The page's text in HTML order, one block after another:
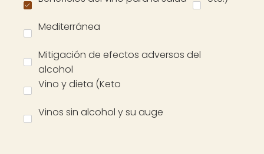
Mediterránea
Mitigación de efectos adversos del
alcohol
Vino y dieta (Keto
Vinos sin alcohol y su auge